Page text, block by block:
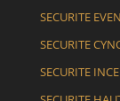
SECURITE
SECURITE
SECURITE